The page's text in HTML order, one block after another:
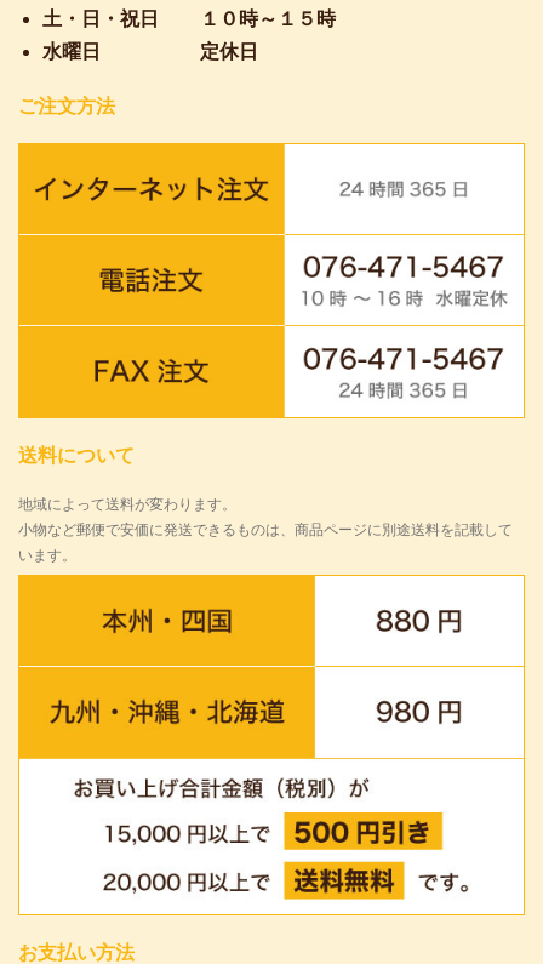
土・日・祝日
１０時～１５時
水曜日
定休日
ご注文方法
送料について
地域によって送料が変わります。
小物など郵便で安価に発送できるものは、商品ページに別途送料を記載して
います。
お支払い方法